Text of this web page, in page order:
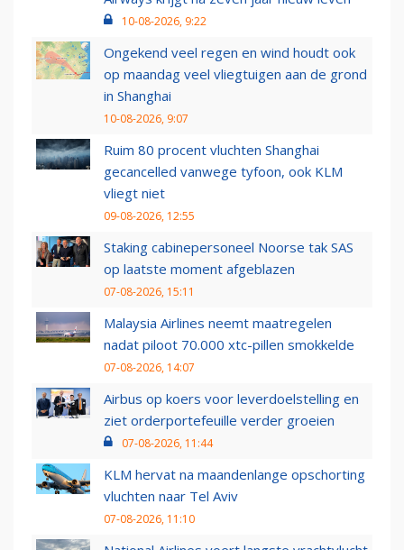
10-08-2026, 9:22
Ongekend veel regen en wind houdt ook
op maandag veel vliegtuigen aan de grond
in Shanghai
10-08-2026, 9:07
Ruim 80 procent vluchten Shanghai
gecancelled vanwege tyfoon, ook KLM
vliegt niet
09-08-2026, 12:55
Staking cabinepersoneel Noorse tak SAS
op laatste moment afgeblazen
07-08-2026, 15:11
Malaysia Airlines neemt maatregelen
nadat piloot 70.000 xtc-pillen smokkelde
07-08-2026, 14:07
Airbus op koers voor leverdoelstelling en
ziet orderportefeuille verder groeien
07-08-2026, 11:44
KLM hervat na maandenlange opschorting
vluchten naar Tel Aviv
07-08-2026, 11:10